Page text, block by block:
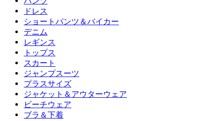
パンツ
ジョガー
ワークパンツ
フローショートパンツ
ドレス
ドレス
スポーツドレス
マキシ＆ミディドレス
ミニドレス
ショートパンツ＆バイカー
ショートパンツ＆バイカー
バイカー
デニムショートパンツ
2.5インチショートパンツ
デニム
デニム
デニムレギンス
ワイドレッグジーンズ
デニムショートパンツ
デニムスカート
レギンス
レギンス
デニムレギンス
ヒップアップレギンス
ヨガレギンス
トップス
トップス
スポーツブラ
Tシャツ
スカート
スカート
アクティブスカート
ミニスカート
マキシ＆ミディスカート
ジャンプスーツ
ジャンプスーツ
オーバーオール
ロンパース
プラスサイズ
プラスサイズ
プラスサイズボトムス
プラスサイズトップス
ジャケット＆アウターウェア
ジャケット＆アウターウェア
ジャケット＆アウターウェア
ビーチウェア
ビーチウェア
ブラ＆下着